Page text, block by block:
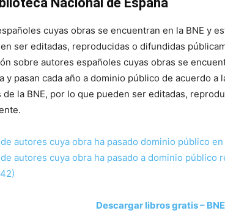
cuyas obras se encuentran en la BNE y
ser editadas, reproducidas o difundidas
sobre autores españoles cuyas obras se
y pasan cada año a dominio público de acuerdo
de la BNE, por lo que pueden ser editadas,
autores cuya obra ha pasado dominio público
autores cuya obra ha pasado a dominio público
Descargar libros gratis – BNE